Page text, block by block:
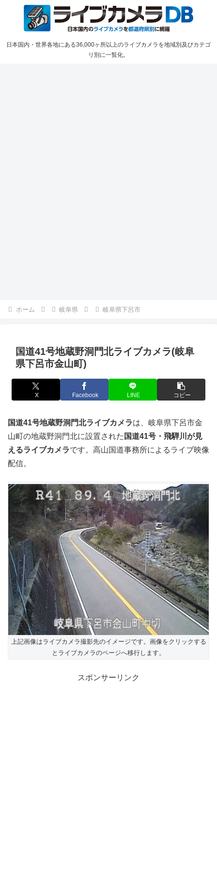
日本国内・世界各地にある36,000ヶ所以上のライブカメラを地域別及びカテゴ
リ別に一覧化。
ホーム 岐阜県 岐阜県下呂市
国道41号地蔵野洞門北ライブカメラ(岐阜
県下呂市金山町)
X Facebook LINE コピー
国道41号地蔵野洞門北ライブカメラは、岐阜県下呂市金
山町の地蔵野洞門北に設置された 国道41号・飛騨川が見
えるライブカメラです。高山国道事務所によるライブ映像
配信。
上記画像はライブカメラ撮影先のイメージです。画像をクリックする
とライブカメラのページへ移行します。
スポンサーリンク